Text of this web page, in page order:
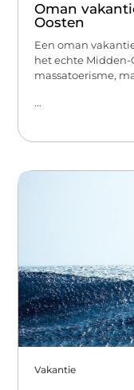
Oman
Oosten
Een oman
het echte Midden-
massatoerisme,
...
Vakantie